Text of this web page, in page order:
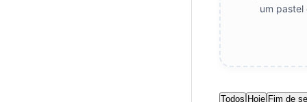
um pastel
Todos Hoje Fim de